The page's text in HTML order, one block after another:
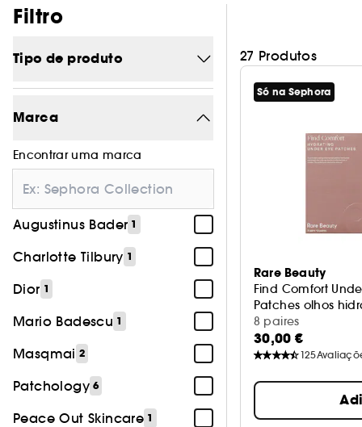
Filtro
Tipo de produto
Marca
Encontrar uma marca
Augustinus Bader 1
Charlotte Tilbury 1
Dior 1
Mario Badescu 1
Masqmai 2
Patchology 6
Peace Out Skincare 1
27 Produtos
Só na Sephora
Rare Beauty
Find Comfort
Patches olhos
8 paires
30,00 €
125